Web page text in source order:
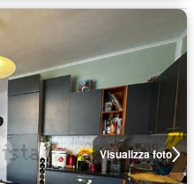
Visualizza foto